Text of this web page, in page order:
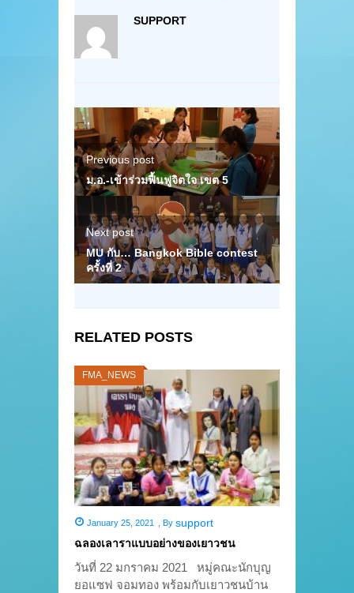
SUPPORT
Previous post
ม.อ.-เข้าร่วมฟื้นฟูจิตใจ เขต 5
Next post
MU กับ… Bangkok Bible contest
ครั้งที่ 2
RELATED POSTS
FMA_NEWS
January 25, 2021 , By support
ฉลองเลาราแบบอย่างของเยาวชน
วันที่ 22 มกราคม 2021 หมู่คณะนักบุญ
ยอแซฟ จอมทอง พร้อมกับเยาวชนบ้าน